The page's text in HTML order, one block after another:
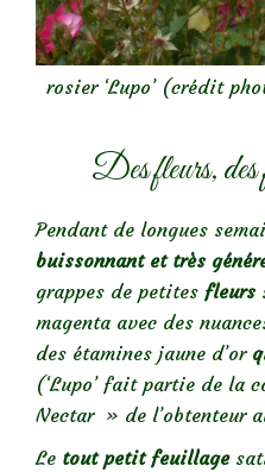
rosier ‘Lupo’ (crédit
Des fleurs, des
Pendant de longues
buissonnant et très
grappes de petites fleurs
magenta avec des
des étamines jaune d’or
(‘Lupo’ fait partie de la
Nectar » de l’obtenteur
Le tout petit feuillage